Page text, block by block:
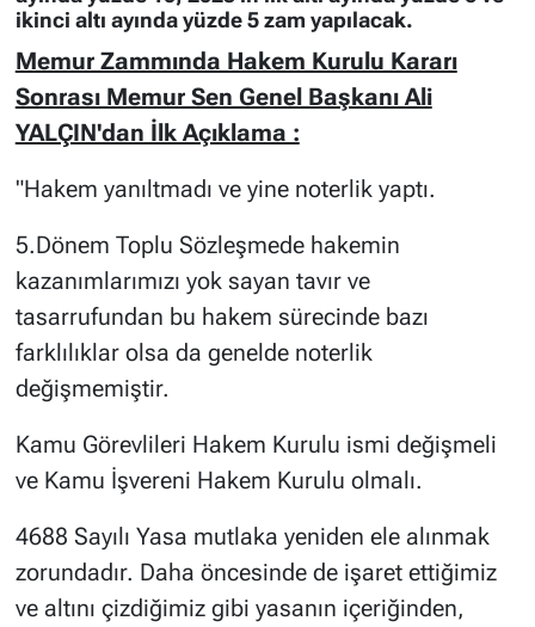
ikinci altı ayında yüzde 5 zam yapılacak.
Memur Zammında Hakem Kurulu Kararı
Sonrası Memur Sen Genel Başkanı Ali
YALÇIN'dan İlk Açıklama :
"Hakem yanıltmadı ve yine noterlik yaptı.
5.Dönem Toplu Sözleşmede hakemin
kazanımlarımızı yok sayan tavır ve
tasarrufundan bu hakem sürecinde bazı
farklılıklar olsa da genelde noterlik
değişmemiştir.
Kamu Görevlileri Hakem Kurulu ismi değişmeli
ve Kamu İşvereni Hakem Kurulu olmalı.
4688 Sayılı Yasa mutlaka yeniden ele alınmak
zorundadır. Daha öncesinde de işaret ettiğimiz
ve altını çizdiğimiz gibi yasanın içeriğinden,